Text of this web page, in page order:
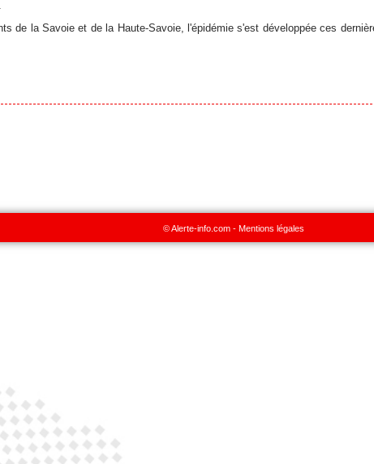
de la Savoie et de la Haute-Savoie, l'épidémie s'est développée ces
© Alerte-info.com - Mentions légales